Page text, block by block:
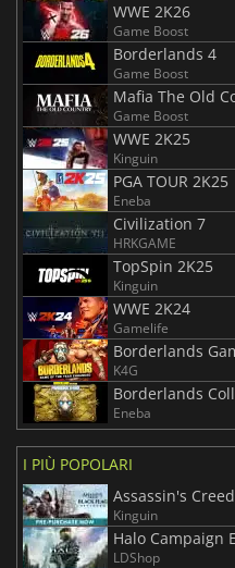
WWE 2K26
Game Boost
Borderlands 4
Game Boost
Mafia The Old
Game Boost
WWE 2K25
Kinguin
PGA TOUR 2K25
Eneba
Civilization 7
HRKGAME
TopSpin 2K25
Kinguin
WWE 2K24
Gamelife
K4G
Borderlands
Eneba
I PIÙ POPOLARI
Assassin's
Kinguin
Halo Campaign
LDShop